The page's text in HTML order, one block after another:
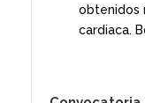
obtenidos
cardiaca.